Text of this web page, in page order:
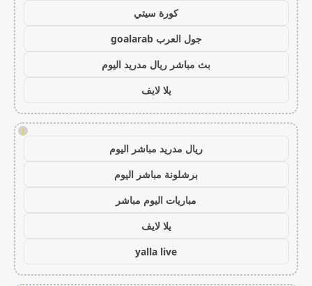
كورة سيتي
جول العرب goalarab
بث مباشر ريال مدريد اليوم
يلا لايف
!
ريال مدريد مباشر اليوم
برشلونة مباشر اليوم
مباريات اليوم مباشر
يلا لايف
yalla live